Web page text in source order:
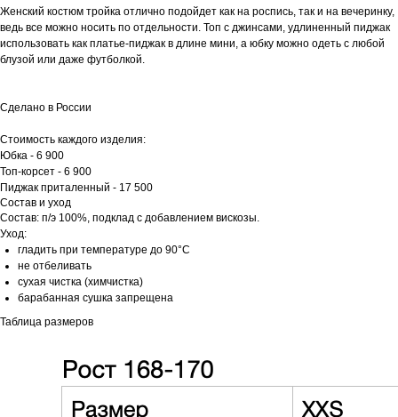
Женский костюм тройка отлично подойдет как на роспись, так и на вечеринку,
ведь все можно носить по отдельности. Топ с джинсами, удлиненный пиджак
использовать как платье-пиджак в длине мини, а юбку можно одеть с любой
блузой или даже футболкой.
Сделано в России
Стоимость каждого изделия:
Юбка - 6 900
Топ-корсет - 6 900
Пиджак приталенный - 17 500
Состав и уход
Состав: п/э 100%, подклад с добавлением вискозы.
Уход:
гладить при температуре до 90°C
не отбеливать
сухая чистка (химчистка)
барабанная сушка запрещена
Таблица размеров